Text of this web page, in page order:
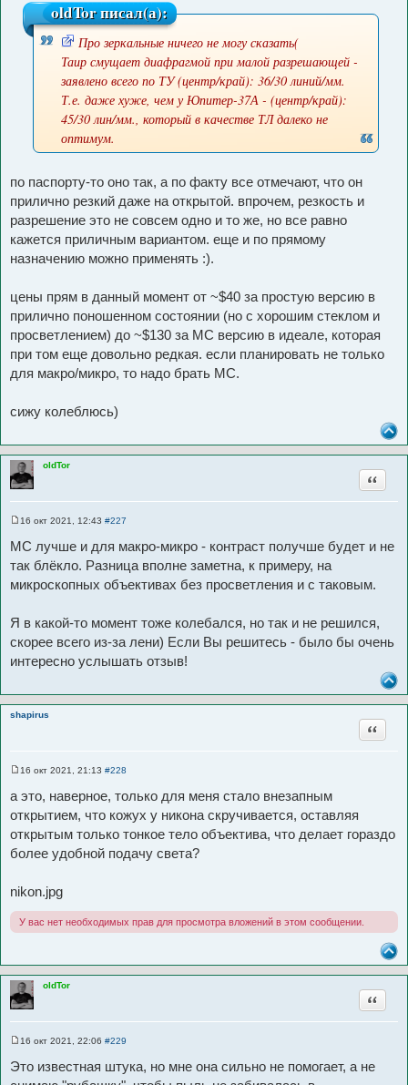
о
б
щ
oldTor писал(а):
И
с
т
о
ч
н
к
ц
и
т
а
ы
Про зеркальные ничего не могу сказать(
Таир смущает диафрагмой при малой разрешающей -
заявлено всего по ТУ (центр/край): 36/30 линий/мм.
Т.е. даже хуже, чем у Юпитер-37А - (центр/край):
45/30 лин/мм., который в качестве ТЛ далеко не
оптимум.
по паспорту-то оно так, а по факту все отмечают, что он
прилично резкий даже на открытой. впрочем, резкость и
разрешение это не совсем одно и то же, но все равно
кажется приличным вариантом. еще и по прямому
назначению можно применять :).
цены прям в данный момент от ~$40 за простую версию в
прилично поношенном состоянии (но с хорошим стеклом и
просветлением) до ~$130 за МС версию в идеале, которая
при том еще довольно редкая. если планировать не только
для макро/микро, то надо брать МС.
сижу колеблюсь)
oldTor
Цитата
о
о
б
щ
е
16 окт 2021, 12:43 #227
МС лучше и для макро-микро - контраст получше будет и не
так блёкло. Разница вполне заметна, к примеру, на
микроскопных объективах без просветления и с таковым.
Я в какой-то момент тоже колебался, но так и не решился,
скорее всего из-за лени) Если Вы решитесь - было бы очень
интересно услышать отзыв!
shapirus
Цитата
о
б
щ
е
и
16 окт 2021, 21:13 #228
а это, наверное, только для меня стало внезапным
открытием, что кожух у никона скручивается, оставляя
открытым только тонкое тело объектива, что делает гораздо
более удобной подачу света?
nikon.jpg
У вас нет необходимых прав для просмотра вложений в этом сообщении.
oldTor
Цитата
о
б
16 окт 2021, 22:06 #229
Это известная штука, но мне она сильно не помогает, а не